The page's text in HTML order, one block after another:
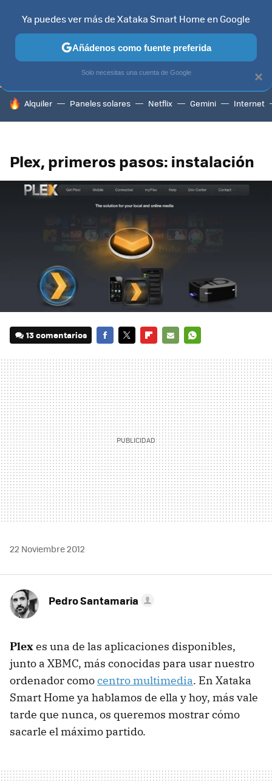
TELEVISORES CONTENIDOS SMART TV SELECCIÓN
HOY SE HABLA DE
Alquiler Paneles solares Netflix Gemini Internet
Plex, primeros pasos: instalación
13 comentarios
MAIL
22 Noviembre 2012
Pedro Santamaria
Plexes una de las aplicaciones disponibles,
junto a XBMC, más conocidas para usar nuestro
ordenador comocentro multimedia. En Xataka
Smart Home ya hablamos de ella y hoy, más vale
tarde que nunca, os queremos mostrar cómo
sacarle el máximo partido.
×
Ya puedes ver más de Xataka Smart Home en Google
Añádenos como fuente preferida
Solo necesitas una cuenta de Google